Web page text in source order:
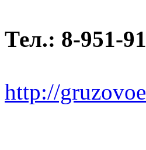
Тел.: 8-951-
http://